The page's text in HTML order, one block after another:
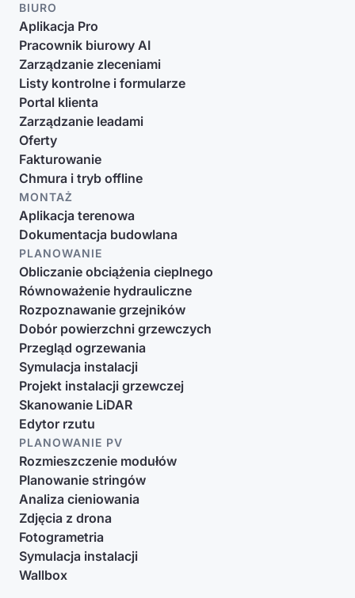
BIURO
Aplikacja Pro
Pracownik biurowy AI
Zarządzanie zleceniami
Listy kontrolne i formularze
Portal klienta
Zarządzanie leadami
Oferty
Fakturowanie
Chmura i tryb offline
MONTAŻ
Aplikacja terenowa
Dokumentacja budowlana
PLANOWANIE
Obliczanie obciążenia cieplnego
Równoważenie hydrauliczne
Rozpoznawanie grzejników
Dobór powierzchni grzewczych
Przegląd ogrzewania
Symulacja instalacji
Projekt instalacji grzewczej
Skanowanie LiDAR
Edytor rzutu
PLANOWANIE PV
Rozmieszczenie modułów
Planowanie stringów
Analiza cieniowania
Zdjęcia z drona
Fotogrametria
Symulacja instalacji
Wallbox